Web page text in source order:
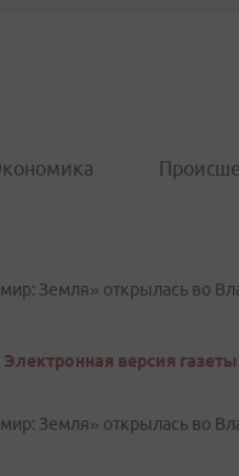
Земля» открылась во
Электронная версия
Земля» открылась во